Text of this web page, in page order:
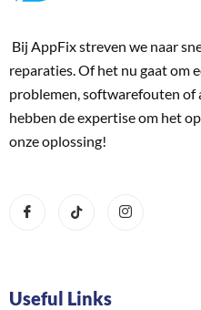
Bij AppFix streven we naar
reparaties. Of het nu gaat om
problemen, softwarefouten of
hebben de expertise om het
onze oplossing!
Useful Links